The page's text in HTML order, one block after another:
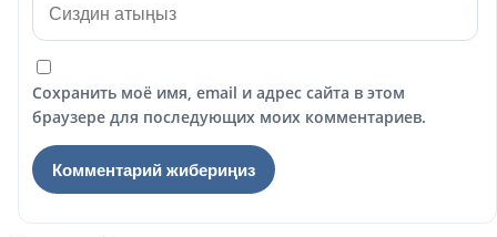
Сохранить моё имя, email и адрес сайта в этом
браузере для последующих моих комментариев.